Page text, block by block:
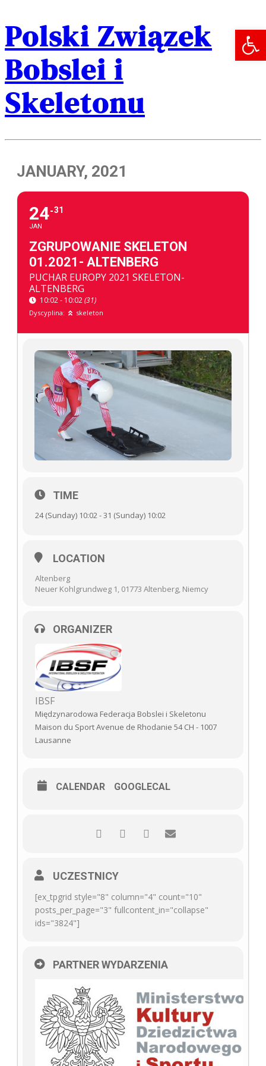
Polski Związek
Bobslei i
Skeletonu
JANUARY, 2021
24
JAN
31
ZGRUPOWANIE SKELETON
01.2021- ALTENBERG
PUCHAR EUROPY 2021 SKELETON-
ALTENBERG
10:02 - 10:02(31)
Dyscyplina: skeleton
TIME
24 (Sunday) 10:02 - 31 (Sunday) 10:02
LOCATION
Altenberg
Neuer Kohlgrundweg 1, 01773 Altenberg, Niemcy
ORGANIZER
IBSF
Międzynarodowa Federacja Bobslei i Skeletonu
Maison du Sport Avenue de Rhodanie 54 CH - 1007
Lausanne
CALENDAR GOOGLECAL
UCZESTNICY
[ex_tpgrid style="8" column="4" count="10"
posts_per_page="3" fullcontent_in="collapse"
ids="3824"]
PARTNER WYDARZENIA